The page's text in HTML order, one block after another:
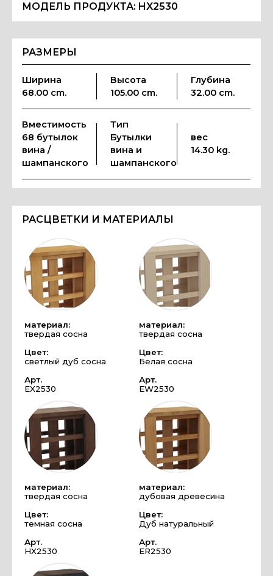
МОДЕЛЬ ПРОДУКТА: HX2530
РАЗМЕРЫ
Ширина
68.00 cm.
Высота
105.00 cm.
Глубина
32.00 cm.
Вместимость
68 бутылок
вина /
шампанского
Тип
Бутылки
вина и
шампанского
вес
14.30 kg.
РАСЦВЕТКИ И МАТЕРИАЛЫ
материал:
твердая сосна
Цвет:
светлый дуб сосна
Арт.
EX2530
материал:
твердая сосна
Цвет:
Белая сосна
Арт.
EW2530
материал:
твердая сосна
Цвет:
темная сосна
Арт.
HX2530
материал:
дубовая древесина
Цвет:
Дуб натуральный
Арт.
ER2530